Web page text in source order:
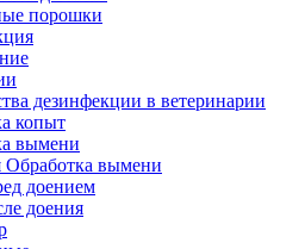
порошки
дезинфекции в ветеринарии
копыт
вымени
Обработка вымени
доением
доения